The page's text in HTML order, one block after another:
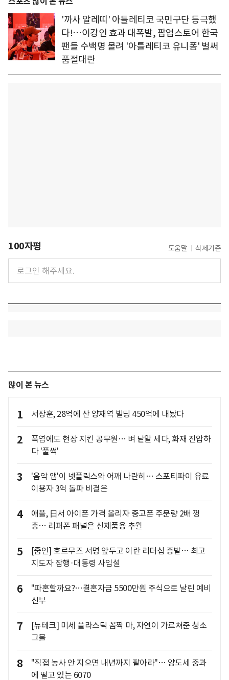
'까사 알레띠' 아틀레티코 국민구단 등극했
다!…이강인 효과 대폭발, 팝업스토어 한국
팬들 수백명 몰려 '아틀레티코 유니폼' 벌써
품절대란
100자평 도움말 삭제기준
많이 본 뉴스
1 서장훈, 28억에 산 양재역 빌딩 450억에 내놨다
2
폭염에도 현장 지킨 공무원… 벼 낱알 세다, 화재 진압하
다 '풀썩'
3
'음악 앱'이 넷플릭스와 어깨 나란히… 스포티파이 유료
이용자 3억 돌파 비결은
4
애플, 日서 아이폰 가격 올리자 중고폰 주문량 2배 껑
충… 리퍼폰 패널은 신제품용 추월
5
[줌인] 호르무즈 서명 앞두고 이란 리더십 증발… 최고
지도자 잠행·대통령 사임설
6
"파혼할까요?…결혼자금 5500만원 주식으로 날린 예비
신부
7
[뉴테크] 미세 플라스틱 꼼짝 마, 자연이 가르쳐준 청소
그물
8
"직접 농사 안 지으면 내년까지 팔아라"… 양도세 중과
에 떨고 있는 6070